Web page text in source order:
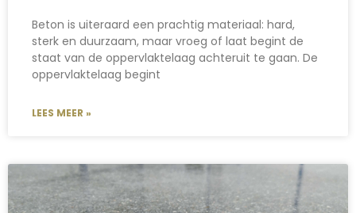
Beton is uiteraard een prachtig materiaal: hard,
sterk en duurzaam, maar vroeg of laat begint de
staat van de oppervlaktelaag achteruit te gaan. De
oppervlaktelaag begint
LEES MEER »